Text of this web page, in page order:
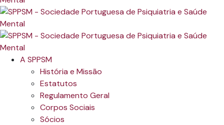
A SPPSM
História e Missão
Estatutos
Regulamento Geral
Corpos Sociais
Sócios